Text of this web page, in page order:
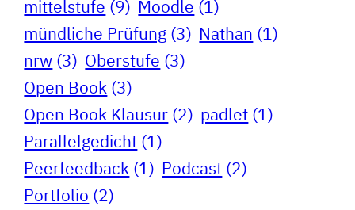
mittelstufe (9) Moodle (1)
mündliche Prüfung (3) Nathan (1)
nrw (3) Oberstufe (3)
Open Book (3)
Open Book Klausur (2) padlet (1)
Parallelgedicht (1)
Peerfeedback (1) Podcast (2)
Portfolio (2)